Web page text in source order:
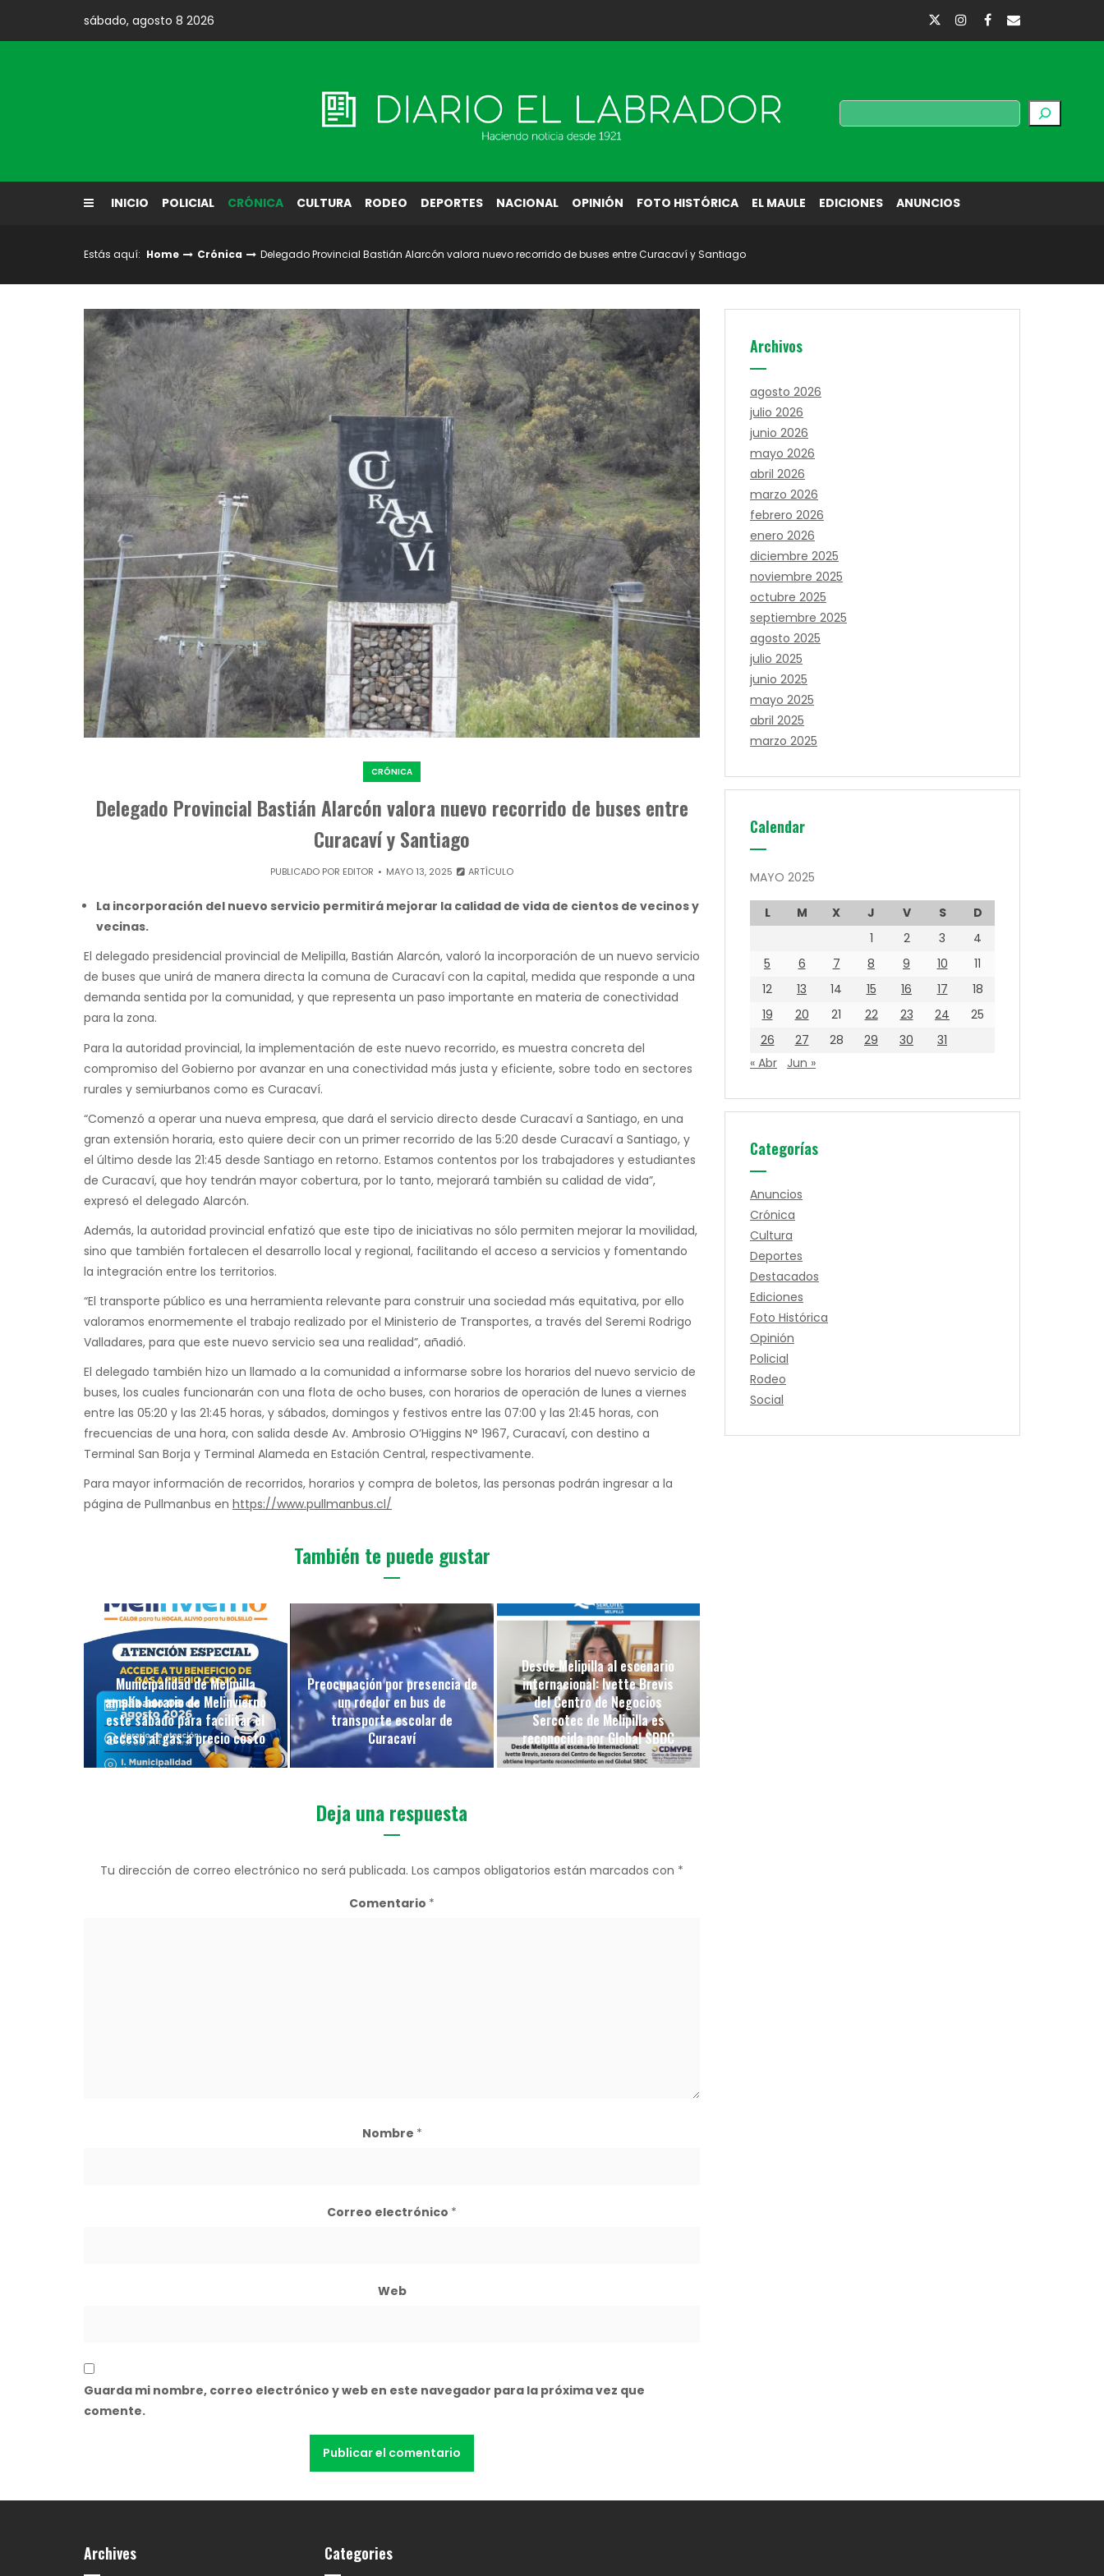
content
sábado, agosto 8 2026
Diario El Labrador Buscar
INICIO POLICIAL CRÓNICA CULTURA RODEO DEPORTES NACIONAL OPINIÓN FOTO HISTÓRICA EL MAULE EDICIONES ANUNCIOS
Estás aquí: Home Crónica Delegado Provincial Bastián Alarcón valora nuevo recorrido de buses entre Curacaví y Santiago
CRÓNICA
Delegado Provincial Bastián Alarcón valora nuevo recorrido de buses entre
Curacaví y Santiago
PUBLICADO POR EDITOR MAYO 13, 2025 ARTÍCULO
La incorporación del nuevo servicio permitirá mejorar la calidad de vida de cientos de vecinos y
vecinas.
El delegado presidencial provincial de Melipilla, Bastián Alarcón, valoró la incorporación de un nuevo servicio
de buses que unirá de manera directa la comuna de Curacaví con la capital, medida que responde a una
demanda sentida por la comunidad, y que representa un paso importante en materia de conectividad
para la zona.
Para la autoridad provincial, la implementación de este nuevo recorrido, es muestra concreta del
compromiso del Gobierno por avanzar en una conectividad más justa y eficiente, sobre todo en sectores
rurales y semiurbanos como es Curacaví.
“Comenzó a operar una nueva empresa, que dará el servicio directo desde Curacaví a Santiago, en una
gran extensión horaria, esto quiere decir con un primer recorrido de las 5:20 desde Curacaví a Santiago, y
el último desde las 21:45 desde Santiago en retorno. Estamos contentos por los trabajadores y estudiantes
de Curacaví, que hoy tendrán mayor cobertura, por lo tanto, mejorará también su calidad de vida”,
expresó el delegado Alarcón.
Además, la autoridad provincial enfatizó que este tipo de iniciativas no sólo permiten mejorar la movilidad,
sino que también fortalecen el desarrollo local y regional, facilitando el acceso a servicios y fomentando
la integración entre los territorios.
“El transporte público es una herramienta relevante para construir una sociedad más equitativa, por ello
valoramos enormemente el trabajo realizado por el Ministerio de Transportes, a través del Seremi Rodrigo
Valladares, para que este nuevo servicio sea una realidad”, añadió.
El delegado también hizo un llamado a la comunidad a informarse sobre los horarios del nuevo servicio de
buses, los cuales funcionarán con una flota de ocho buses, con horarios de operación de lunes a viernes
entre las 05:20 y las 21:45 horas, y sábados, domingos y festivos entre las 07:00 y las 21:45 horas, con
frecuencias de una hora, con salida desde Av. Ambrosio O’Higgins N° 1967, Curacaví, con destino a
Terminal San Borja y Terminal Alameda en Estación Central, respectivamente.
Para mayor información de recorridos, horarios y compra de boletos, las personas podrán ingresar a la
página de Pullmanbus en https://www.pullmanbus.cl/
También te puede gustar
Municipalidad de Melipilla
amplía horario de Melinvierno
este sábado para facilitar el
acceso al gas a precio costo
Preocupación por presencia de
un roedor en bus de
transporte escolar de
Curacaví
Desde Melipilla al escenario
internacional: Ivette Brevis
del Centro de Negocios
Sercotec de Melipilla es
reconocida por Global SBDC
Deja una respuesta
Tu dirección de correo electrónico no será publicada. Los campos obligatorios están marcados con *
Comentario *
Nombre *
Correo electrónico *
Web
Guarda mi nombre, correo electrónico y web en este navegador para la próxima vez que
comente.
Archivos
agosto 2026
julio 2026
junio 2026
mayo 2026
abril 2026
marzo 2026
febrero 2026
enero 2026
diciembre 2025
noviembre 2025
octubre 2025
septiembre 2025
agosto 2025
julio 2025
junio 2025
mayo 2025
abril 2025
marzo 2025
Calendar
MAYO 2025
L M X J V S
D
1
2 3
4
5
6 7 8 9 10
11
12
13 14 15 16 17
18
19
20 21 22 23 24
25
26
27 28 29 30
31
« Abr
Jun »
Categorías
Anuncios
Crónica
Cultura
Deportes
Destacados
Ediciones
Foto Histórica
Opinión
Policial
Rodeo
Social
Archives Categories